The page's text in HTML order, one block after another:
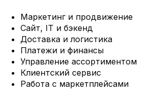
Маркетинг и продвижение
Сайт, IT и бэкенд
Доставка и логистика
Платежи и финансы
Управление ассортиментом
Клиентский сервис
Работа с маркетплейсами